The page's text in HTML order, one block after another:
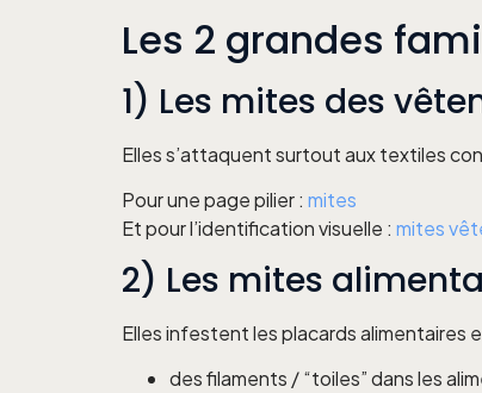
Les 2 grandes
1) Les mites des
Elles s’attaquent surtout aux textiles
Pour une page pilier : mites
Et pour l’identification visuelle : mites
2) Les mites
Elles infestent les placards alimentaires
des filaments / “toiles” dans les